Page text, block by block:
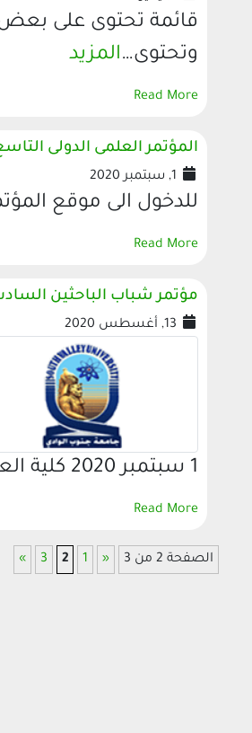
وتحتوى…المزيد
Read More
المؤتمر العلمى الدولى
للدخول الى موقع
Read More
مؤتمر شباب الباحثين
1 سبتمبر 2020 كلية العلوم – جامعة جنوب الوادي أ.د/يوسف غرباوى رئيس الجامعة أ.د/…
Read More
الصفحة 2 من 3 «
1
2
3
»